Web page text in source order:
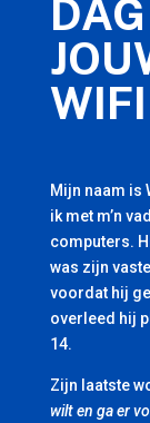
WIFI
Mijn naam is
ik met m’n
computers.
was zijn
voordat hij
overleed hij
14.
Zijn laatste
wilt en ga er